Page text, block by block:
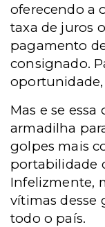
oferecendo a
taxa de juros
pagamento
consignado.
Mas e se
armadilha
golpes mais
portabilidade
Infelizmente,
vítimas desse
todo o país.